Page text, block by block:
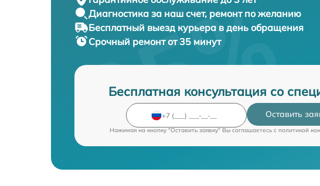
Диагностика за наш счет, ремонт по желанию
Бесплатный выезд курьера в день обращения
Срочный ремонтот 35 минут
Бесплатная консультация со
Оставить
Нажимая на кнопку "Оставить заявку" Вы соглашаетесь c политикой